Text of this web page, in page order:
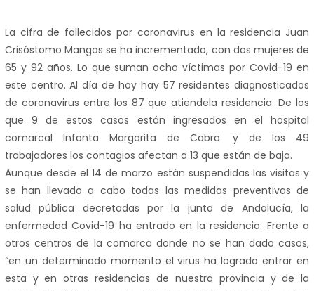
La cifra de fallecidos por coronavirus en la residencia Juan
Crisóstomo Mangas se ha incrementado, con dos mujeres de
65 y 92 años. Lo que suman ocho víctimas por Covid-19 en
este centro. Al día de hoy hay 57 residentes diagnosticados
de coronavirus entre los 87 que atiendela residencia. De los
que 9 de estos casos están ingresados en el hospital
comarcal Infanta Margarita de Cabra. y de los 49
trabajadores los contagios afectan a 13 que están de baja.
Aunque desde el 14 de marzo están suspendidas las visitas y
se han llevado a cabo todas las medidas preventivas de
salud pública decretadas por la junta de Andalucía, la
enfermedad Covid-19 ha entrado en la residencia. Frente a
otros centros de la comarca donde no se han dado casos,
“en un determinado momento el virus ha logrado entrar en
esta y en otras residencias de nuestra provincia y de la